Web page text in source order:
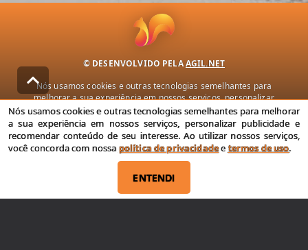
© DESENVOLVIDO PELAAGIL.NET
Nós usamos cookies e outras tecnologias semelhantes para
melhorar a sua experiência em nossos serviços, personalizar
publicidade e recomendar conteúdo de seu interesse. Ao utilizar
nossos serviços, você concorda com nossa política de privacidade e
termos de uso.
Política de Privacidade Termos de uso
Nós usamos cookies e outras tecnologias semelhantes para melhorar
a sua experiência em nossos serviços, personalizar publicidade e
recomendar conteúdo de seu interesse. Ao utilizar nossos serviços,
você concorda com nossa política de privacidadeetermos de uso.
ENTENDI